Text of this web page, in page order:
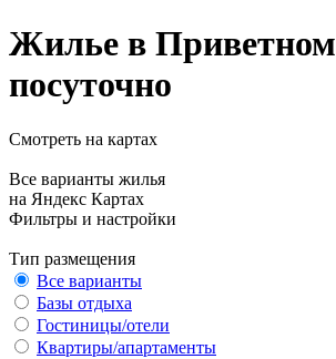
Жилье в Приветном
посуточно
Смотреть на картах
Все варианты жилья
на Яндекс Картах
Фильтры и настройки
Тип размещения
Все варианты
Базы отдыха
Гостиницы/отели
Квартиры/апартаменты